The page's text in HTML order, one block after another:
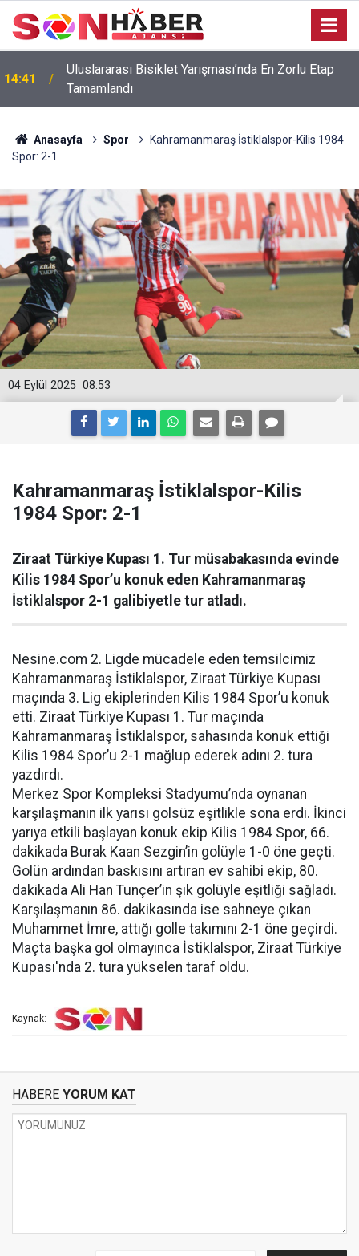
14:41
Uluslararası Bisiklet Yarışması’nda En Zorlu Etap
Tamamlandı
Anasayfa Spor
Kahramanmaraş İstiklalspor-Kilis 1984
Spor: 2-1
08:53
04 Eylül 2025
Kahramanmaraş İstiklalspor-Kilis
1984 Spor: 2-1
Ziraat Türkiye Kupası 1. Tur müsabakasında evinde
Kilis 1984 Spor’u konuk eden Kahramanmaraş
İstiklalspor 2-1 galibiyetle tur atladı.
Nesine.com 2. Ligde mücadele eden temsilcimiz
Kahramanmaraş İstiklalspor, Ziraat Türkiye Kupası
maçında 3. Lig ekiplerinden Kilis 1984 Spor’u konuk
etti. Ziraat Türkiye Kupası 1. Tur maçında
Kahramanmaraş İstiklalspor, sahasında konuk ettiği
Kilis 1984 Spor’u 2-1 mağlup ederek adını 2. tura
yazdırdı.
Merkez Spor Kompleksi Stadyumu’nda oynanan
karşılaşmanın ilk yarısı golsüz eşitlikle sona erdi. İkinci
yarıya etkili başlayan konuk ekip Kilis 1984 Spor, 66.
dakikada Burak Kaan Sezgin’in golüyle 1-0 öne geçti.
Golün ardından baskısını artıran ev sahibi ekip, 80.
dakikada Ali Han Tunçer’in şık golüyle eşitliği sağladı.
Karşılaşmanın 86. dakikasında ise sahneye çıkan
Muhammet İmre, attığı golle takımını 2-1 öne geçirdi.
Maçta başka gol olmayınca İstiklalspor, Ziraat Türkiye
Kupası'nda 2. tura yükselen taraf oldu.
Kaynak:
HABERE YORUM KAT